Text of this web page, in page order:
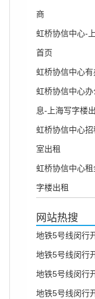
商
虹桥协信中心-
首页
虹桥协信中心有
虹桥协信中心
息-上海写字楼
虹桥协信中心
室出租
虹桥协信中心
字楼出租
网站热搜
地铁5号线闵行
地铁5号线闵行
地铁5号线闵行
地铁5号线闵行